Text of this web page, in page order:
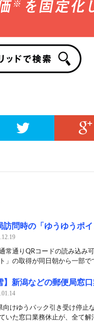
訪問時の「ゆうゆうポ
常通りQRコードの読み込み
」の取得が同日朝から一部
】新潟などの郵便局窓
向けゆうパック引き受け停止
いた窓口業務休止が、全て